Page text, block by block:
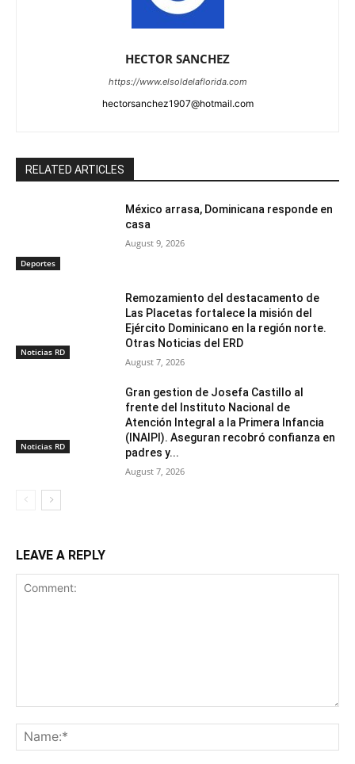
HECTOR SANCHEZ
https://www.elsoldelaflorida.com
hectorsanchez1907@hotmail.com
RELATED ARTICLES
Deportes
México arrasa, Dominicana responde en
casa
August 9, 2026
Noticias RD
Remozamiento del destacamento de
Las Placetas fortalece la misión del
Ejército Dominicano en la región norte.
Otras Noticias del ERD
August 7, 2026
Noticias RD
Gran gestion de Josefa Castillo al
frente del Instituto Nacional de
Atención Integral a la Primera Infancia
(INAIPI). Aseguran recobró confianza en
padres y...
August 7, 2026
LEAVE A REPLY